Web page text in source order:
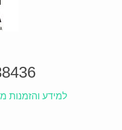
למידע והזמנות